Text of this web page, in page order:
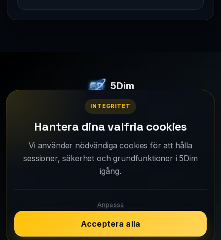
5Dim
Ett strategiskt simuleringsspel online i multiplayer.
Wiki Guider
Varför 5Dim?
Changelog
Bildgalleri
Support
INTEGRITET
Hantera dina valfria cookies
Vi använder nödvändiga cookies för att hålla
sessioner, säkerhet och grundfunktioner i 5Dim
igång.
Anpassa
Acceptera alla